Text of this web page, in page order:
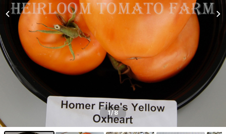
1/8